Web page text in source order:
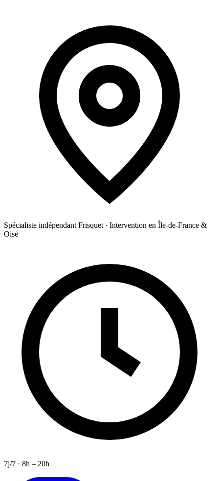
Spécialiste indépendant Frisquet · Intervention en Île-de-France &
Oise
7j/7 · 8h – 20h